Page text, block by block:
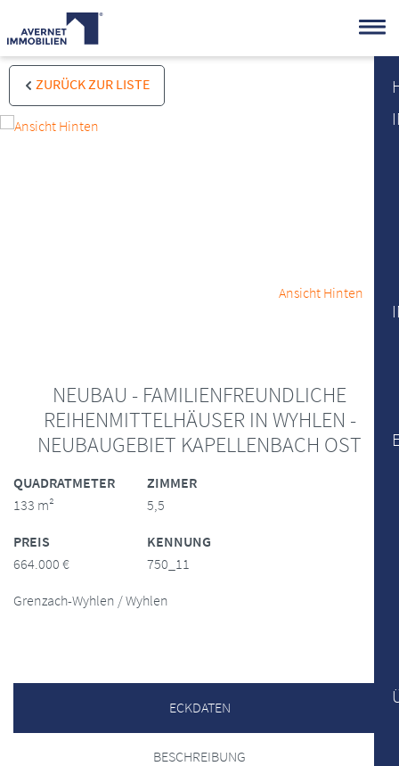
ZURÜCK ZUR LISTE
Ansicht Hinten
NEUBAU - FAMILIENFREUNDLICHE
REIHENMITTELHÄUSER IN WYHLEN -
NEUBAUGEBIET KAPELLENBACH OST
QUADRATMETER
133 m²
ZIMMER
5,5
PREIS
664.000 €
KENNUNG
750_11
Grenzach-Wyhlen / Wyhlen
ECKDATEN
BESCHREIBUNG